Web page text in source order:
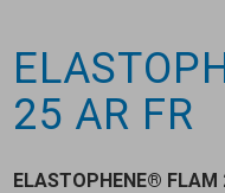
25 AR FR
ELASTOPHENE® FLAM